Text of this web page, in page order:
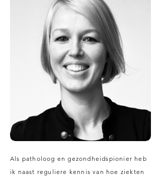
Als patholoog en gezondheidspionier heb
ik naast reguliere kennis van hoe ziekten